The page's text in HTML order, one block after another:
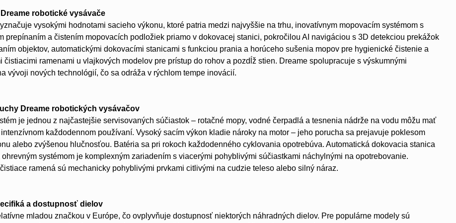
robotické vysávače
vysokými hodnotami sacieho výkonu, ktoré patria medzi najvyššie na trhu, inovatívnym mopovacím systémom s
prepínaním a čistením mopovacích podložiek priamo v dokovacej stanici, pokročilou AI navigáciou s 3D detekciou prekážok
objektov, automatickými dokovacími stanicami s funkciou prania a horúceho sušenia mopov pre hygienické čistenie a
čistiacimi ramenami u vlajkových modelov pre prístup do rohov a pozdĺž stien. Dreame spolupracuje s výskumnými
vývoji nových technológií, čo sa odráža v rýchlom tempe inovácií.
Dreame robotických vysávačov
je jednou z najčastejšie servisovaných súčiastok – rotačné mopy, vodné čerpadlá a tesnenia nádrže na vodu môžu mať
každodennom používaní. Vysoký sacím výkon kladie nároky na motor – jeho porucha sa prejavuje poklesom
alebo zvýšenou hlučnosťou. Batéria sa pri rokoch každodenného cyklovania opotrebúva. Automatická dokovacia stanica
ohrevným systémom je komplexným zariadením s viacerými pohyblivými súčiastkami náchylnými na opotrebovanie.
ramená sú mechanicky pohyblivými prvkami citlivými na cudzie teleso alebo silný náraz.
a dostupnosť dielov
mladou značkou v Európe, čo ovplyvňuje dostupnosť niektorých náhradných dielov. Pre populárne modely sú